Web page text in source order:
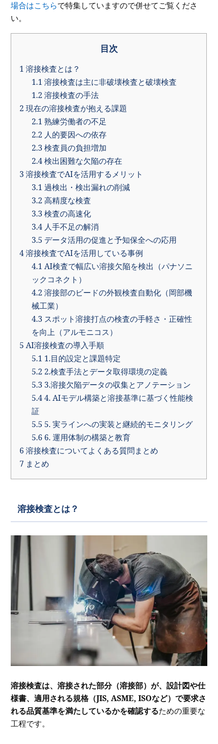
場合はこちらで特集していますので併せてご覧くださ
い。
目次
1 溶接検査とは？
1.1 溶接検査は主に非破壊検査と破壊検査
1.2 溶接検査の手法
2 現在の溶接検査が抱える課題
2.1 熟練労働者の不足
2.2 人的要因への依存
2.3 検査員の負担増加
2.4検出困難な欠陥の存在
3 溶接検査でAIを活用するメリット
3.1 過検出・検出漏れの削減
3.2 高精度な検査
3.3 検査の高速化
3.4人手不足の解消
3.5 データ活用の促進と予知保全への応用
4溶接検査でAIを活用している事例
4.1 AI検査で幅広い溶接欠陥を検出（パナソニ
ックコネクト）
4.2 溶接部のビードの外観検査自動化（岡部機
械工業）
4.3 スポット溶接打点の検査の手軽さ・正確性
を向上（アルモニコス）
5 AI溶接検査の導入手順
5.1 1.目的設定と課題特定
5.2 2.検査手法とデータ取得環境の定義
5.3 3.溶接欠陥データの収集とアノテーション
5.44. AIモデル構築と溶接基準に基づく性能検
証
5.5 5. 実ラインへの実装と継続的モニタリング
5.66. 運用体制の構築と教育
6溶接検査についてよくある質問まとめ
7 まとめ
溶接検査とは？
溶接検査は、溶接された部分（溶接部）が、設計図や仕
様書、適用される規格（JIS, ASME, ISOなど）で要求さ
れる品質基準を満たしているかを確認するための重要な
工程です。